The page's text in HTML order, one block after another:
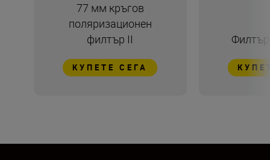
77 мм кръгов
поляризационен
филтър II
КУПЕТЕ СЕГА